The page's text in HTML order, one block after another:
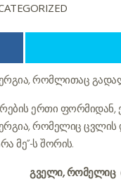
რომლითაც
ერთი ფორმიდან,
რომელიც ცვლის
მე”-ს შორის.
გველი, რომელიც